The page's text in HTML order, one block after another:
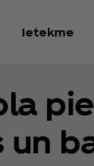
Ietekme
un